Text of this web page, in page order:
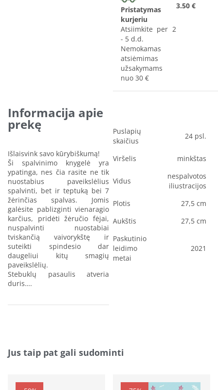
Pristatymas
kurjeriu
Atsiimkite per 2
- 5 d.d.
Nemokamas
atsiėmimas
užsakymams
nuo 30 €
3.50 €
Informacija apie
prekę
Išlaisvink savo kūrybiškumą!
Ši spalvinimo knygelė yra
ypatinga, nes čia rasite ne tik
nuostabius paveikslėlius
spalvinti, bet ir teptuką bei 7
žėrinčias spalvas. Jomis
galėsite pablizginti vienaragio
karčius, pridėti žėručio fėjai,
nuspalvinti nuostabiai
tviskančią vaivorykštę ir
suteikti spindesio dar
daugeliui kitų smagių
paveikslėlių.
Stebuklų pasaulis atveria
duris….
Puslapių
skaičius
24 psl.
Viršelis minkštas
Vidus
nespalvotos
iliustracijos
Plotis
27,5 cm
Aukštis
27,5 cm
Paskutinio
leidimo
metai
2021
Jus taip pat gali sudominti